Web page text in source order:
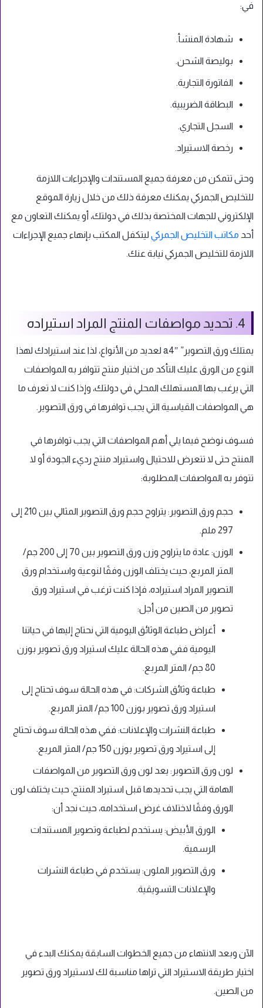
في:
شهادة المنشأ.
بوليصة الشحن.
الفاتورة التجارية.
البطاقة الضريبية.
السجل التجاري.
رخصة الاستيراد.
وحتى تتمكن من معرفة جميع المستندات والإجراءات اللازمة
للتخليص الجمركي يمكنك معرفة ذلك من خلال زيارة الموقع
الإلكتروني للجهات المختصة بذلك في دولتك، أو يمكنك التعاون مع
أحد مكاتب التخليص الجمركي ليتكفل المكتب بإنهاء جميع الإجراءات
اللازمة للتخليص الجمركي نيابة عنك.
4. تحديد مواصفات المنتج المراد استيراده
يمتلك ورق التصوير” a4″ لعديد من الأنواع، لذا عند استيرادك لهذا
النوع من الورق عليك التأكد من اختيار منتج تتوافر به المواصفات
التي يرغب بها المستهلك المحلي في دولتك، وإذا كنت لا تعرف ما
هي المواصفات القياسية التي يجب توافرها في ورق التصوير.
فسوف نوضح فيما يلي أهم المواصفات التي يجب توافرها في
المنتج حتى لا تتعرض للاحتيال واستيراد منتج رديء الجودة أو لا
تتوفر به المواصفات المطلوبة:
حجم ورق التصوير: يتراوح حجم ورق التصوير المثالي بين 210 إلى
297 ملم.
الوزن: عادة ما يتراوح وزن ورق التصوير بين 70 إلى 200 جم/
المتر المربع، حيث يختلف الوزن وفقًا لنوعية واستخدام ورق
التصوير المراد استيراده، فإذا كنت ترغب في استيراد ورق
تصوير من الصين من أجل:
أغراض طباعة الوثائق اليومية التي نحتاج إليها في حياتنا
اليومية ففي هذه الحالة عليك استيراد ورق تصوير بوزن
80 جم/ المتر المربع.
طباعة وثائق الشركات: في هذه الحالة سوف تحتاج إلى
استيراد ورق تصوير بوزن 100 جم/ المتر المربع.
طباعة النشرات والإعلانات: ففي هذه الحالة سوف تحتاج
إلى استيراد ورق تصوير بوزن 150 جم/ المتر المربع.
لون ورق التصوير: يعد لون ورق التصوير من المواصفات
الهامة التي يجب تحديدها قبل استيراد المنتج، حيث يختلف لون
الورق وفقًا لاختلاف غرض استخدامه، حيث نجد أن:
الورق الأبيض: يستخدم لطباعة وتصوير المستندات
الرسمية.
ورق التصوير الملون: يستخدم في طباعة النشرات
والإعلانات التسويقية.
الآن وبعد الانتهاء من جميع الخطوات السابقة يمكنك البدء في
اختيار طريقة الاستيراد التي تراها مناسبة لك لاستيراد ورق تصوير
من الصين.